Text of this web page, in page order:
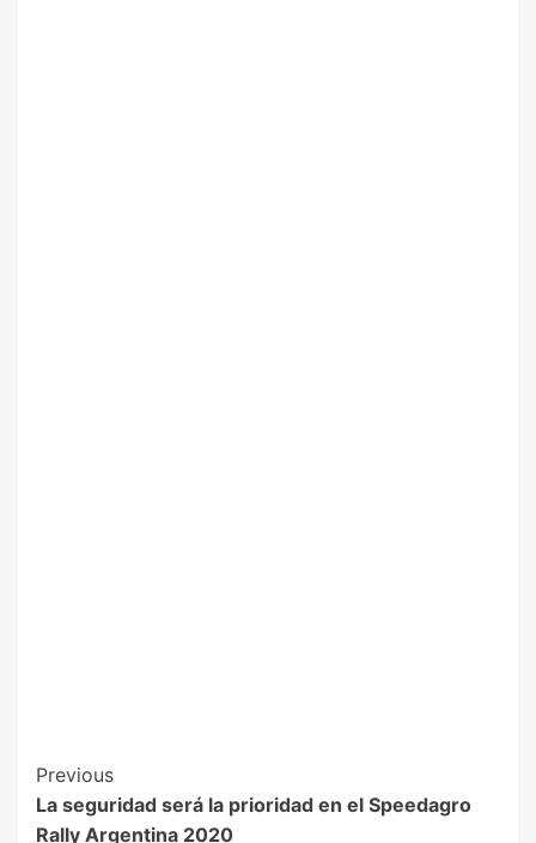
Previous
La seguridad será la prioridad en el Speedagro
Rally Argentina 2020